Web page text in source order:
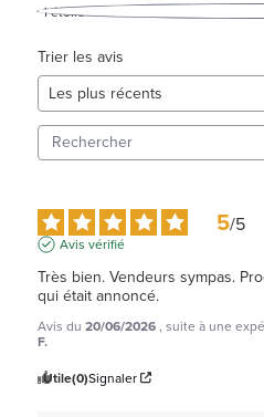
1étoile
Trier les avis
5/5
Avis vérifié
Très bien. Vendeurs sympas.
qui était annoncé.
Avis du 20/06/2026, suite à une
F.
Utile(0)Signaler